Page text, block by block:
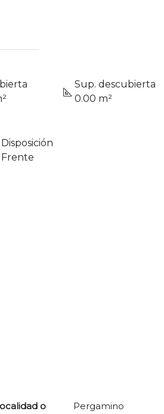
Sup. descubierta
0.00 m²
Disposición
Frente
o
Pergamino